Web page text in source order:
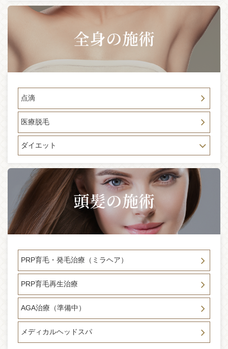
者」 30％～50％OFF
2024-08-30
本日、雨、台風の影響により通常より早く14時をもちまして
臨時休診とさせて頂きます。明日は10時より通常通り診療を
行う予定です。なにかお問い合わせご質問などございました
ら当院LINEにて受け付けしておりますのでご利用ください。
が掲載されました。当院のスレッドリフトが紹介されており
ます。※ページ内に症例写真がございますが、ビフォーアフ
ターの写真が逆になっております。正しくは、 左がビフォ
ー右がアフターです※
2023-11-30
「自分と向き合い、本当の美しさを見つけるために」が掲載
されました。 是非ご覧ください。
2023-11-27
★年末年始休暇のお知らせ★ 平素は格別のお引き立てを賜り
まして 厚く御礼申し上げます。 誠に勝手ではございますが、
2023年12月30日(土)～2024年1月4日(木)まで休業させて頂き
す。
すべての人に情報を送るメディア 「アーバンライフメトロ」
の六本木 白玉点滴特集に 当院が紹介されました。
ただきます。 お電話・メール・LINEでのご予約の受付は１
点滴
医療脱毛
ダイエット
PRP育毛・発毛治療（ミラヘア）
PRP育毛再生治療
AGA治療（準備中）
メディカルヘッドスパ